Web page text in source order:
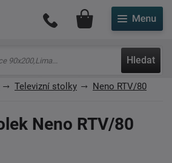
Hledat
Můj účet
Televizní stolky Neno RTV/80
Neno RTV/80